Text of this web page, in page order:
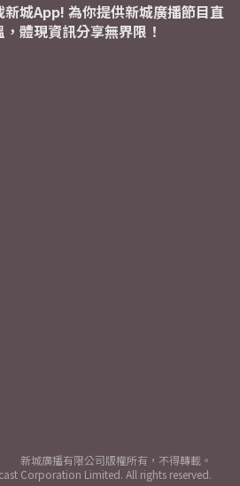
新城App! 為你提供新城廣播節目直
體現資訊分享無界限！
新城廣播有限公司版權所有，不得轉載。
Corporation Limited. All rights reserved.